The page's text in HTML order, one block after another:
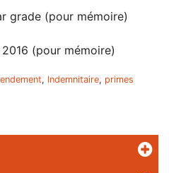
grade (pour mémoire)
(pour mémoire)
, Indemnitaire, primes